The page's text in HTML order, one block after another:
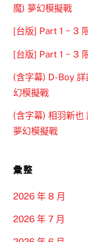
魔) 夢幻模擬戰
[台版] Part 1 ~ 3
[台版] Part 1 ~ 3
(含字幕) D-Boy
幻模擬戰
(含字幕) 相羽新也
夢幻模擬戰
彙整
2026 年 8 月
2026 年 7 月